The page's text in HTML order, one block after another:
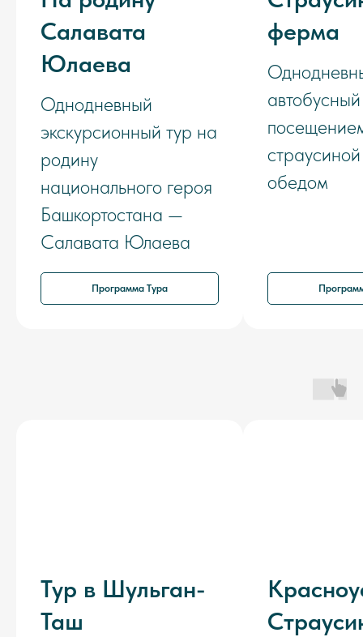
Салавата
Юлаева
Однодневный
экскурсионный тур на
родину
национального героя
Башкортостана —
Салавата Юлаева
Программа Тура
ферма
обедом
Тур в Шульган-
Таш